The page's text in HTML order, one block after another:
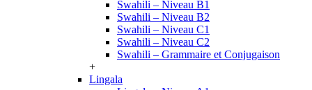
Swahili – Niveau B1
Swahili – Niveau B2
Swahili – Niveau C1
Swahili – Niveau C2
Swahili – Grammaire et Conjugaison
+
Lingala